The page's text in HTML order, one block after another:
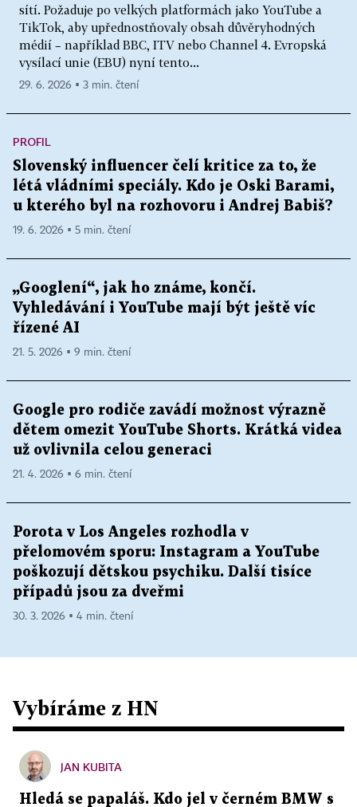
sítí. Požaduje po velkých platformách jako YouTube a
TikTok, aby upřednostňovaly obsah důvěryhodných
médií – například BBC, ITV nebo Channel 4. Evropská
vysílací unie (EBU) nyní tento...
29. 6. 2026 ▪ 3 min. čtení
PROFIL
Slovenský influencer čelí kritice za to, že
létá vládními speciály. Kdo je Oski Barami,
u kterého byl na rozhovoru i Andrej Babiš?
19. 6. 2026 ▪ 5 min. čtení
„Googlení“, jak ho známe, končí.
Vyhledávání i YouTube mají být ještě víc
řízené AI
21. 5. 2026 ▪ 9 min. čtení
Google pro rodiče zavádí možnost výrazně
dětem omezit YouTube Shorts. Krátká videa
už ovlivnila celou generaci
21. 4. 2026 ▪ 6 min. čtení
Porota v Los Angeles rozhodla v
přelomovém sporu: Instagram a YouTube
poškozují dětskou psychiku. Další tisíce
případů jsou za dveřmi
30. 3. 2026 ▪ 4 min. čtení
Vybíráme z HN
JAN KUBITA
Hledá se papaláš. Kdo jel v černém BMW s